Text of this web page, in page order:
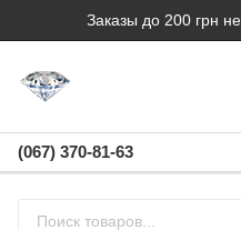
Заказы до 200 грн
(067) 370-81-63